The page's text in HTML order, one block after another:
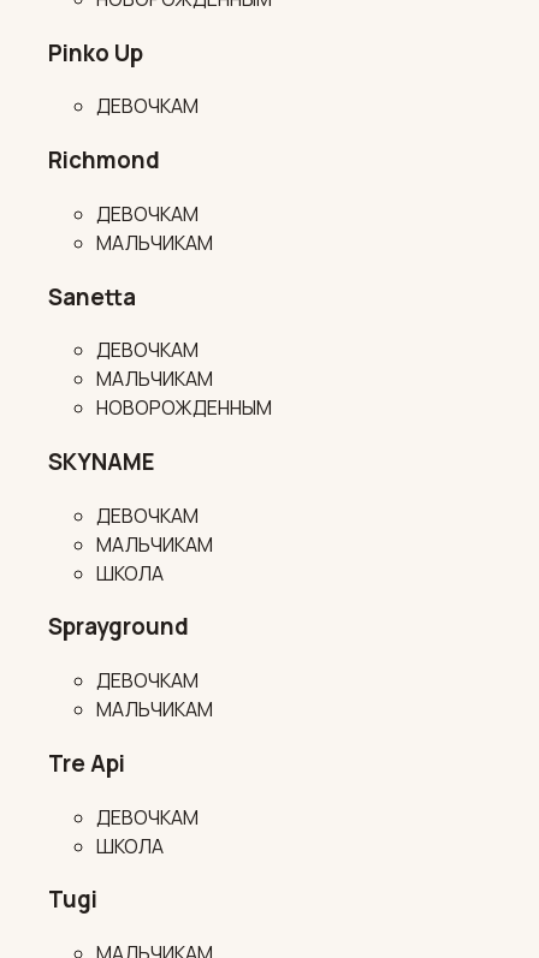
Pinko Up
ДЕВОЧКАМ
Richmond
ДЕВОЧКАМ
МАЛЬЧИКАМ
Sanetta
ДЕВОЧКАМ
МАЛЬЧИКАМ
НОВОРОЖДЕННЫМ
SKYNAME
ДЕВОЧКАМ
МАЛЬЧИКАМ
ШКОЛА
Sprayground
ДЕВОЧКАМ
МАЛЬЧИКАМ
Tre Api
ДЕВОЧКАМ
ШКОЛА
Tugi